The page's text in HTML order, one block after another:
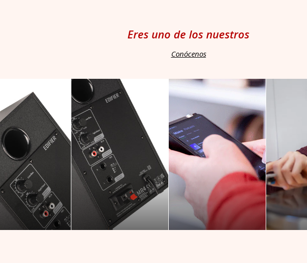
Eres uno de los nuestros
Conócenos